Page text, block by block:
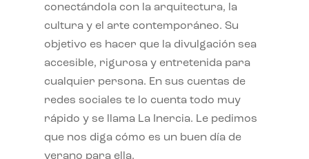
conectándola con la arquitectura, la
cultura y el arte contemporáneo. Su
objetivo es hacer que la divulgación sea
accesible, rigurosa y entretenida para
cualquier persona. En sus cuentas de
redes sociales te lo cuenta todo muy
rápido y se llama La Inercia. Le pedimos
que nos diga cómo es un buen día de
verano para ella.